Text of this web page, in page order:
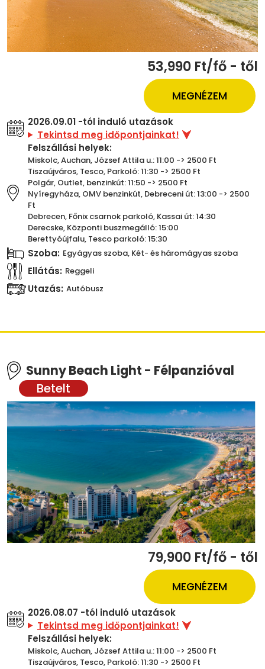
53,990 Ft/fő - től
MEGNÉZEM
2026.09.01 -tól induló utazások
Tekintsd meg időpontjainkat!
Felszállási helyek:
Miskolc, Auchan, József Attila u.: 11:00 -> 2500 Ft
Tiszaújváros, Tesco, Parkoló: 11:30 -> 2500 Ft
Polgár, Outlet, benzinkút: 11:50 -> 2500 Ft
Nyíregyháza, OMV benzinkút, Debreceni út: 13:00 -> 2500
Ft
Debrecen, Főnix csarnok parkoló, Kassai út: 14:30
Derecske, Központi buszmegálló: 15:00
Berettyóújfalu, Tesco parkoló: 15:30
Szoba: Egyágyas szoba, Két- és háromágyas szoba
Ellátás: Reggeli
Utazás: Autóbusz
Sunny Beach Light - Félpanzióval
79,900 Ft/fő - től
MEGNÉZEM
2026.08.07 -tól induló utazások
Tekintsd meg időpontjainkat!
Felszállási helyek:
Miskolc, Auchan, József Attila u.: 11:00 -> 2500 Ft
Tiszaújváros, Tesco, Parkoló: 11:30 -> 2500 Ft